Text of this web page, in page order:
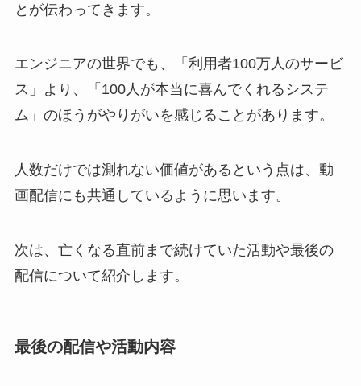
とが伝わってきます。
エンジニアの世界でも、「利用者100万人のサービ
ス」より、「100人が本当に喜んでくれるシステ
ム」のほうがやりがいを感じることがあります。
人数だけでは測れない価値があるという点は、動
画配信にも共通しているように思います。
次は、亡くなる直前まで続けていた活動や最後の
配信について紹介します。
最後の配信や活動内容